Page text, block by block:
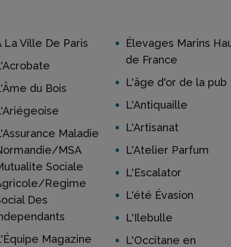
La Ville De Paris
du Bois
Maladie
MSA
Sociale
Regime
Des
Magazine
Élevages Marins
de France
L'âge d'or de la pub
L'Antiquaille
L'Artisanat
L'Atelier Parfum
L'Escalator
L'été Évasion
L'Ilebulle
L'Occitane en